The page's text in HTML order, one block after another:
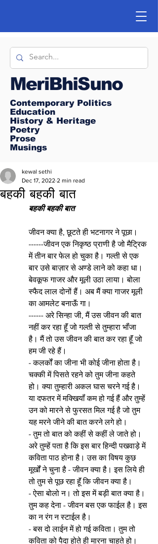
MeriBhiSuno
Contemporary Politics
Education
History & Heritage
Poetry
Prose
Musings
बहकी बहकी बात
kewal sethi
Dec 17, 2022 2 min read
बहकी बहकी बात
जीवन क्या है, छूटते ही भटनागर ने पूछा।
------जीवन एक निकृष्ठ प्राणी है जो मैट्रिक
में तीन बार फेल हो चुका है। गल्ती से एक
बार उसे बाज़ार से अण्डे लाने को कहा धा।
बेवकूफ गाजर और मूली उठा लाया। बोला
स्फैद लाल दोनों हैं। अब मैं क्या गाजर मूली
का आमलेट बनाऊॅं गा।
------ अरे सिन्हा जी, मैं उस जीवन की बात
नहीं कर रहा हूॅं जो गल्ती से तुम्हारा भॉंजा
है। मैं तो उस जीवन की बात कर रहा हूॅं जो
हम जी रहे हैं।
- कलर्कों का जीना भी कोई जीना होता है।
चक्की में पिसते रहने को तुम जीना कहते
हो। क्या तुम्हारी अकल घास चरने गई है।
या दफतर में मक्खियॉं कम हो गई हैं और तुम्हें
उन को मारने से फुरसत मिल गई है जो तुम
यह मरने जीने की बात करने लगे हो।
- तुम तो बात को कहीं से कहीं ले जाते हो।
अरे तुम्हें पता है कि इस बार हिन्दी पखवाड़े में
कविता पाठ होना है। उस का विषय कुछ
मूर्खों ने चुना है - जीवन क्या है। इस लिये ही
तो तुम से पूछ रहा हूॅं कि जीवन क्या है।
- ऐसा बोलो न। तो इस में बड़ी बात क्या है।
तुम कह देना - जीवन बस एक फाईल है। इस
का न रंग न स्टाईल है।
- बस दो लाईन में हो गई कविता। तुम तो
कविता को पैदा होते ही मारना चाहते हो।